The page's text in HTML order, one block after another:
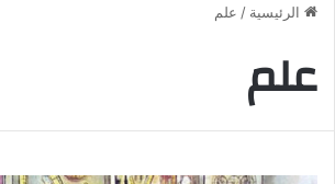
الرئيسية / علم
علم